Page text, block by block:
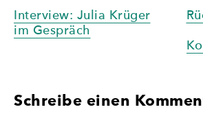
Beitragsnavigation
Interview: Julia Krüger
im Gespräch
Schreibe einen